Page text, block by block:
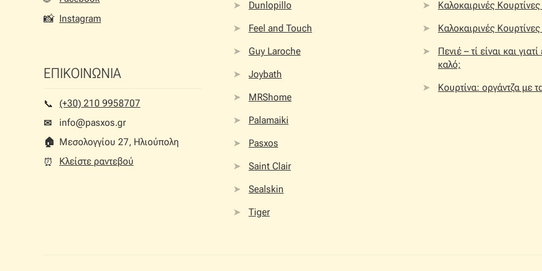
📸 Instagram
ΕΠΙΚΟΙΝΩΝΙΑ
📞︎
(+30) 210 9958707
✉
info@pasxos.gr
🏠︎ Μεσολογγίου 27, Ηλιούπολη
⏰︎
Κλείστε ραντεβού
Dunlopillo
Feel and Touch
Guy Laroche
Joybath
MRShome
Palamaiki
Pasxos
Saint Clair
Sealskin
Tiger
Καλοκαιρινές
Καλοκαιρινές
Πενιέ – τί είναι και γιατί
καλό;
Κουρτίνα: οργάντζα με